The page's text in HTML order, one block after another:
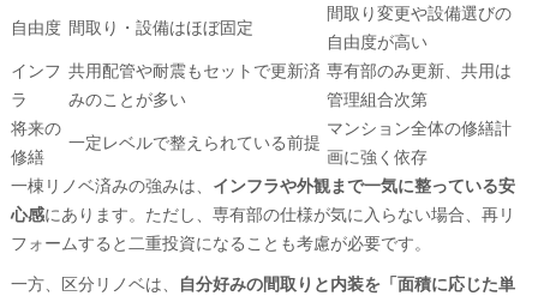
自由度 間取り・設備はほぼ固定
間取り変更や設備選びの
自由度が高い
インフ
ラ
共用配管や耐震もセットで更新済
みのことが多い
専有部のみ更新、共用は
管理組合次第
将来の
修繕
一定レベルで整えられている前提
マンション全体の修繕計
画に強く依存
一棟リノベ済みの強みは、 インフラや外観まで一気に整っている安
心感にあります。ただし、専有部の仕様が気に入らない場合、再リ
フォームすると二重投資になることも考慮が必要です。
一方、区分リノベは、
自分好みの間取りと内装を「面積に応じた単